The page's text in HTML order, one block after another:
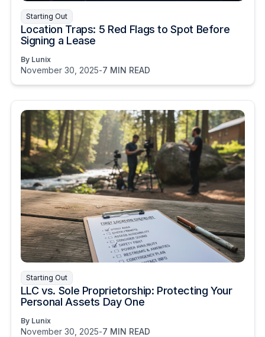
Starting Out
Location Traps: 5 Red Flags to Spot Before
Signing a Lease
By Lunix
November 30, 2025-7 MIN READ
Starting Out
LLC vs. Sole Proprietorship: Protecting Your
Personal Assets Day One
By Lunix
November 30, 2025-7 MIN READ